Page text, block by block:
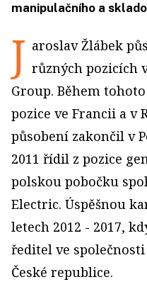
manipulačního a
J aroslav Žlábek
různých pozicích
Group. Během
pozice ve Francii a v
působení zakončil v
2011 řídil z pozice
polskou pobočku
Electric. Úspěšnou
letech 2012 - 2017,
ředitel ve
České republice.